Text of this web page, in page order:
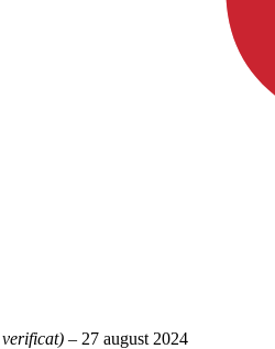
– 27 august 2024